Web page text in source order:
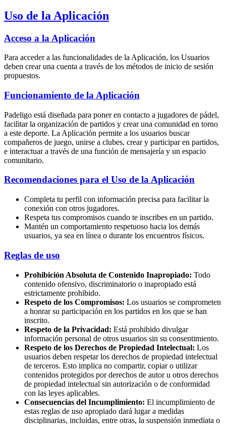
Uso de la Aplicación
Acceso a la Aplicación
Para acceder a las funcionalidades de la Aplicación, los Usuarios
deben crear una cuenta a través de los métodos de inicio de sesión
propuestos.
Funcionamiento de la Aplicación
Padeligo está diseñada para poner en contacto a jugadores de pádel,
facilitar la organización de partidos y crear una comunidad en torno
a este deporte. La Aplicación permite a los usuarios buscar
compañeros de juego, unirse a clubes, crear y participar en partidos,
e interactuar a través de una función de mensajería y un espacio
comunitario.
Recomendaciones para el Uso de la Aplicación
Completa tu perfil con información precisa para facilitar la
conexión con otros jugadores.
Respeta tus compromisos cuando te inscribes en un partido.
Mantén un comportamiento respetuoso hacia los demás
usuarios, ya sea en línea o durante los encuentros físicos.
Reglas de uso
Prohibición Absoluta de Contenido Inapropiado: Todo
contenido ofensivo, discriminatorio o inapropiado está
estrictamente prohibido.
Respeto de los Compromisos: Los usuarios se comprometen
a honrar su participación en los partidos en los que se han
inscrito.
Respeto de la Privacidad: Está prohibido divulgar
información personal de otros usuarios sin su consentimiento.
Respeto de los Derechos de Propiedad Intelectual: Los
usuarios deben respetar los derechos de propiedad intelectual
de terceros. Esto implica no compartir, copiar o utilizar
contenidos protegidos por derechos de autor u otros derechos
de propiedad intelectual sin autorización o de conformidad
con las leyes aplicables.
Consecuencias del Incumplimiento: El incumplimiento de
estas reglas de uso apropiado dará lugar a medidas
disciplinarias, incluidas, entre otras, la suspensión inmediata o